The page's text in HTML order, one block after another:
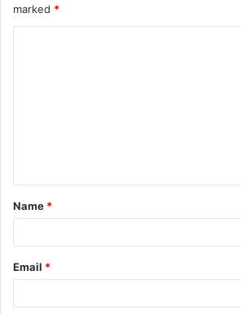
marked *
t
*
Name *
Email *